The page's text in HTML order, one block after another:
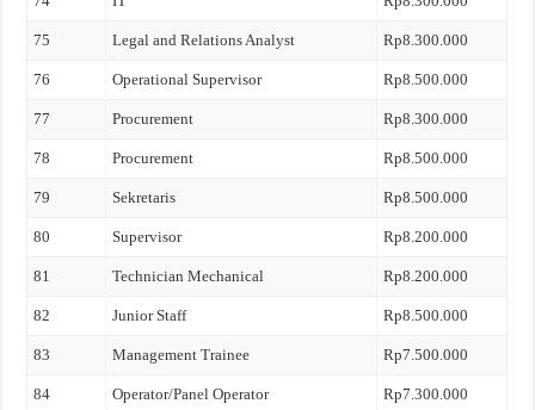
75 Legal and Relations Analyst Rp8.300.000
76 Operational Supervisor Rp8.500.000
77 Procurement Rp8.300.000
78 Procurement Rp8.500.000
79 Sekretaris Rp8.500.000
80 Supervisor Rp8.200.000
81 Technician Mechanical Rp8.200.000
82 Junior Staff Rp8.500.000
83 Management Trainee Rp7.500.000
84 Operator/Panel Operator Rp7.300.000